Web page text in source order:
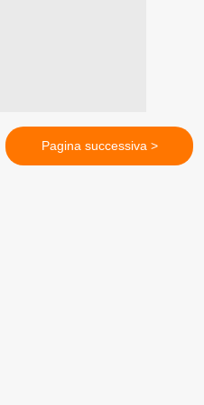
Pagina successiva >